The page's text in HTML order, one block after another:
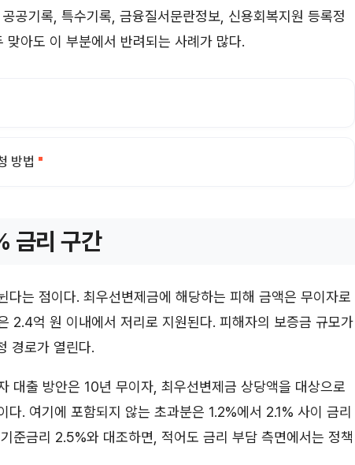
공기록, 특수기록, 금융질서문란정보, 신용회복지원 등록정
아도 이 부분에서 반려되는 사례가 많다.
방법
금리 구간
는 점이다. 최우선변제금에 해당하는 피해 금액은 무이자로
2.4억 원 이내에서 저리로 지원된다. 피해자의 보증금 규모가
경로가 열린다.
대출 방안은 10년 무이자, 최우선변제금 상당액을 대상으로
. 여기에 포함되지 않는 초과분은 1.2%에서 2.1% 사이 금리
준금리 2.5%와 대조하면, 적어도 금리 부담 측면에서는 정책